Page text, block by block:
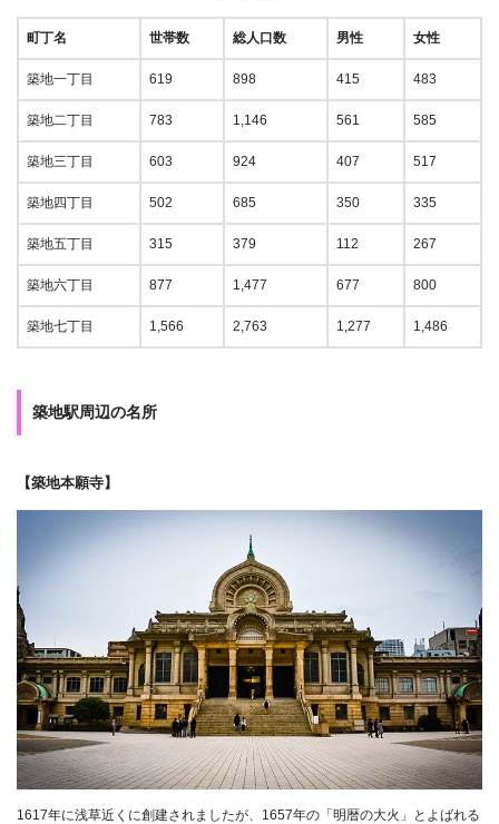
町丁名 世帯数 総人口数 男性 女性
築地一丁目 619 898 415 483
築地二丁目 783 1,146 561 585
築地三丁目 603 924 407 517
築地四丁目 502 685 350 335
築地五丁目 315 379 112 267
築地六丁目 877 1,477 677 800
築地七丁目 1,566 2,763 1,277 1,486
築地駅周辺の名所
【築地本願寺】
1617年に浅草近くに創建されましたが、1657年の「明暦の大火」とよばれる